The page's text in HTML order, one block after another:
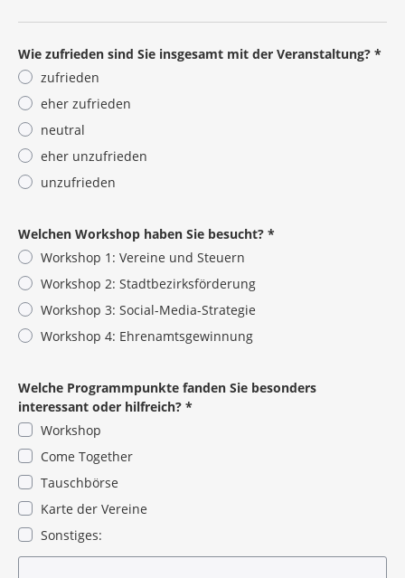
Wie zufrieden sind Sie insgesamt mit der Veranstaltung? *
zufrieden
eher zufrieden
neutral
eher unzufrieden
unzufrieden
Welchen Workshop haben Sie besucht? *
Workshop 1: Vereine und Steuern
Workshop 2: Stadtbezirksförderung
Workshop 3: Social-Media-Strategie
Workshop 4: Ehrenamtsgewinnung
Welche Programmpunkte fanden Sie besonders
interessant oder hilfreich? *
Workshop
Come Together
Tauschbörse
Karte der Vereine
Sonstiges: